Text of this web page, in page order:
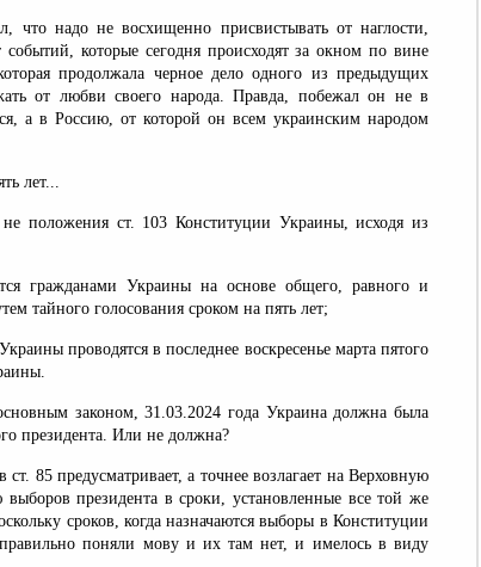
что надо не восхищенно присвистывать от наглости,
событий, которые сегодня происходят за окном по вине
продолжала черное дело одного из предыдущих
от любви своего народа. Правда, побежал он не в
а в Россию, от которой он всем украинским народом
лет...
положения ст. 103 Конституции Украины, исходя из
гражданами Украины на основе общего, равного и
тайного голосования сроком на пять лет;
проводятся в последнее воскресенье марта пятого
законом, 31.03.2024 года Украина должна была
президента. Или не должна?
85 предусматривает, а точнее возлагает на Верховную
президента в сроки, установленные все той же
сроков, когда назначаются выборы в Конституции
поняли мову и их там нет, и имелось в виду